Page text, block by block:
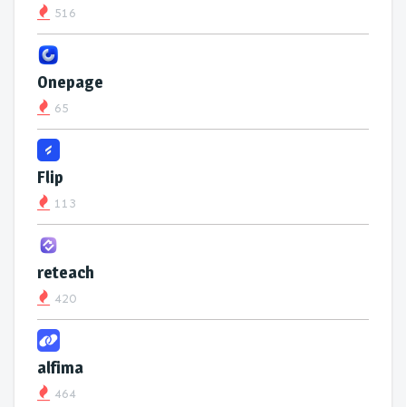
516
Onepage
65
Flip
113
reteach
420
alfima
464